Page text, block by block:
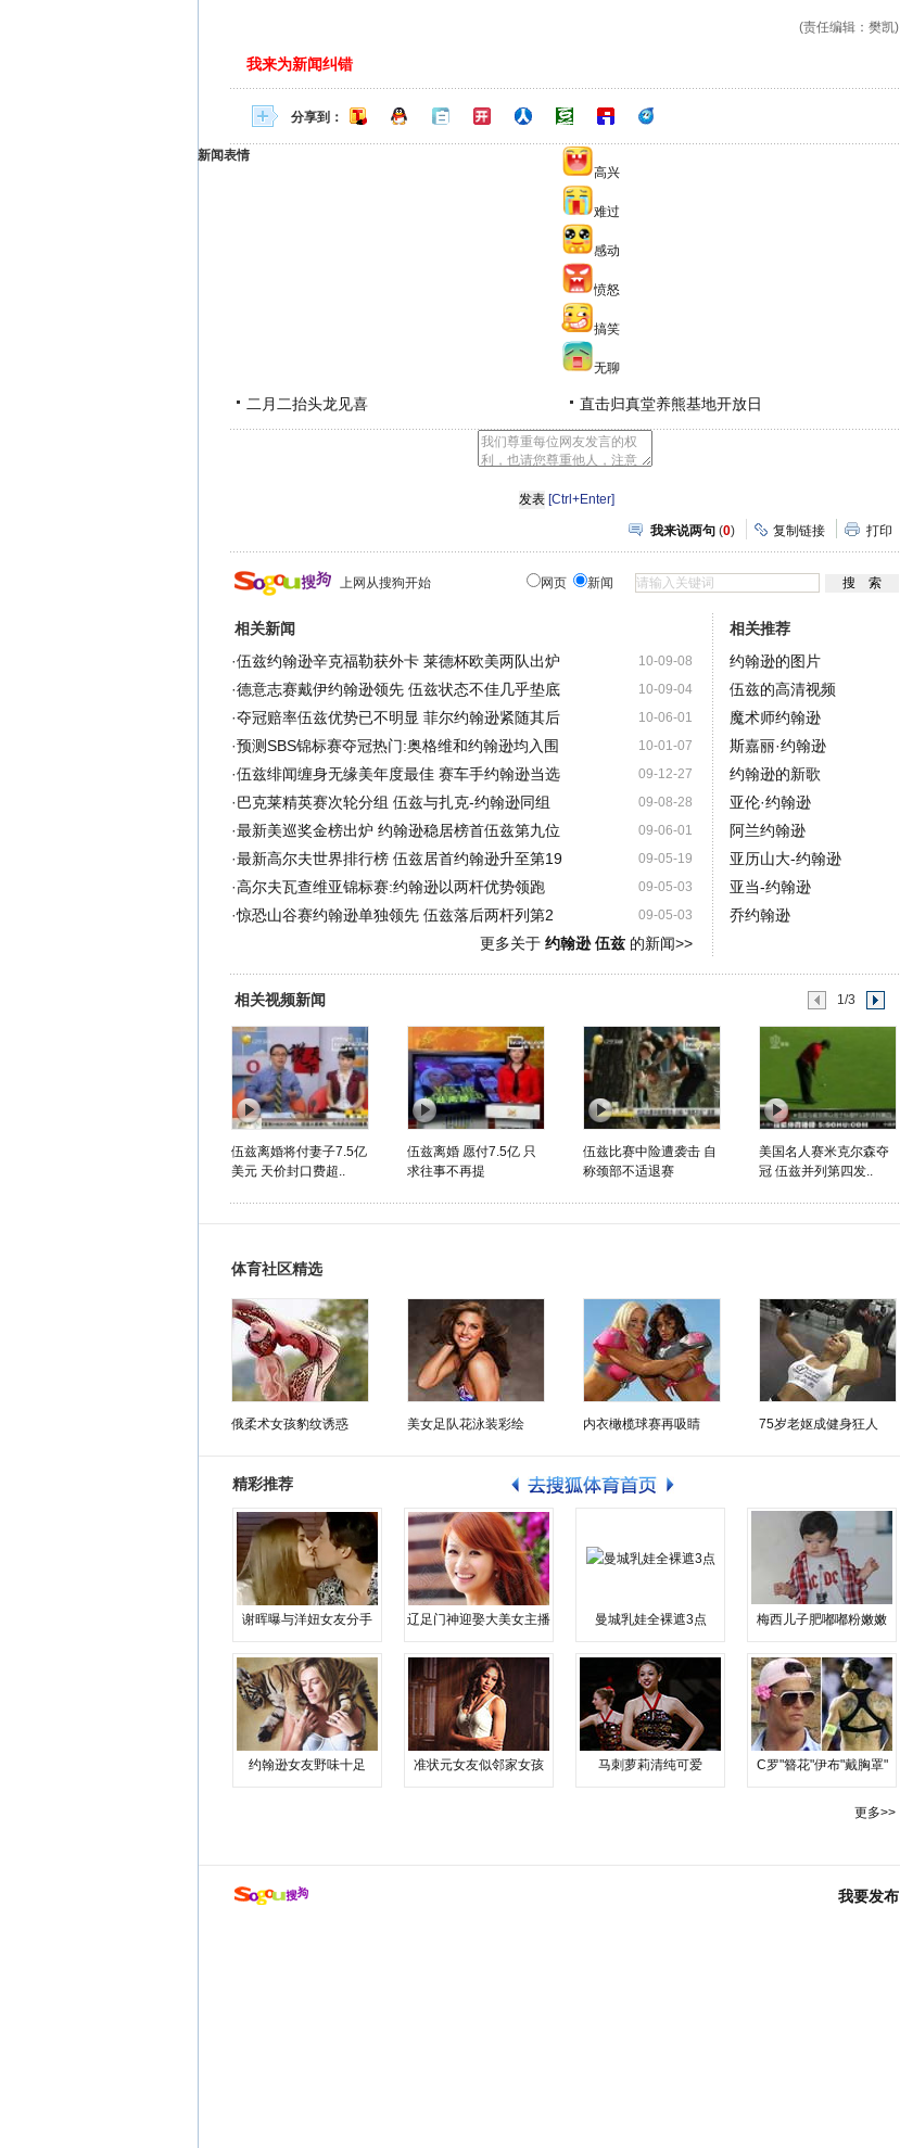
(责任编辑：樊凯)
我来为新闻纠错
分享到：
新闻表情
高兴
难过
感动
愤怒
搞笑
无聊
二月二抬头龙见喜 直击归真堂养熊基地开放日
[Ctrl+Enter]
我来说两句 (0) 复制链接 打印
上网从搜狗开始 网页 新闻
相关新闻
10-09-08
·伍兹约翰逊辛克福勒获外卡 莱德杯欧美两队出炉
10-09-04
·德意志赛戴伊约翰逊领先 伍兹状态不佳几乎垫底
10-06-01
·夺冠赔率伍兹优势已不明显 菲尔约翰逊紧随其后
10-01-07
·预测SBS锦标赛夺冠热门:奥格维和约翰逊均入围
09-12-27
·伍兹绯闻缠身无缘美年度最佳 赛车手约翰逊当选
09-08-28
·巴克莱精英赛次轮分组 伍兹与扎克-约翰逊同组
09-06-01
·最新美巡奖金榜出炉 约翰逊稳居榜首伍兹第九位
09-05-19
·最新高尔夫世界排行榜 伍兹居首约翰逊升至第19
09-05-03
·高尔夫瓦查维亚锦标赛:约翰逊以两杆优势领跑
09-05-03
·惊恐山谷赛约翰逊单独领先 伍兹落后两杆列第2
更多关于 约翰逊 伍兹的新闻>>
相关推荐
约翰逊的图片
伍兹的高清视频
魔术师约翰逊
斯嘉丽·约翰逊
约翰逊的新歌
亚伦·约翰逊
阿兰约翰逊
亚历山大-约翰逊
亚当-约翰逊
乔约翰逊
相关视频新闻 1/3
伍兹离婚将付妻子7.5亿
美元 天价封口费超..
伍兹离婚 愿付7.5亿 只
求往事不再提
伍兹比赛中险遭袭击 自
称颈部不适退赛
美国名人赛米克尔森夺
冠 伍兹并列第四发..
体育社区精选
俄柔术女孩豹纹诱惑 美女足队花泳装彩绘 内衣橄榄球赛再吸睛 75岁老妪成健身狂人
精彩推荐
谢晖曝与洋妞女友分手 辽足门神迎娶大美女主播 曼城乳娃全裸遮3点 梅西儿子肥嘟嘟粉嫩嫩
约翰逊女友野味十足 准状元女友似邻家女孩 马刺萝莉清纯可爱 C罗"簪花"伊布"戴胸罩"
更多>>
我要发布